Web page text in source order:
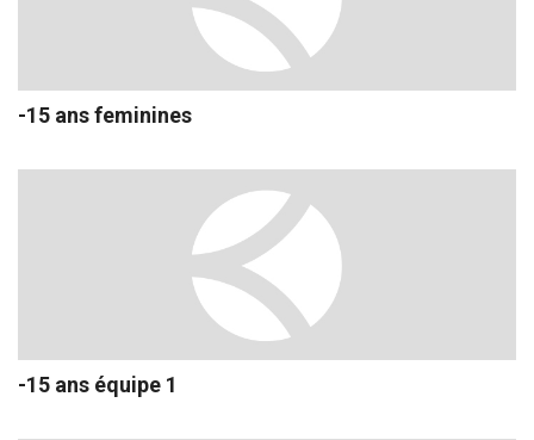
-15 ans feminines
-15 ans équipe 1